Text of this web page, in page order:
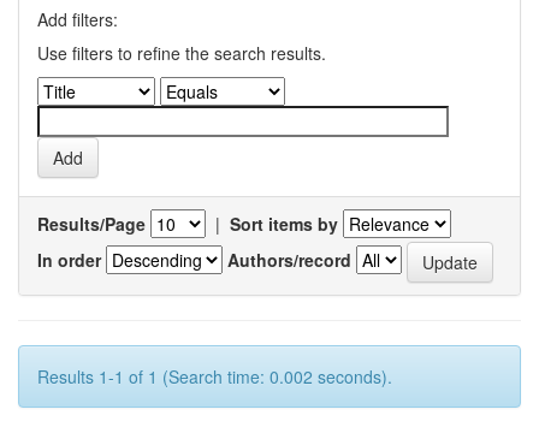
Add filters:
Use filters to refine the search results.
Results/Page | Sort items by
In order
Authors/record
Results 1-1 of 1 (Search time: 0.002 seconds).